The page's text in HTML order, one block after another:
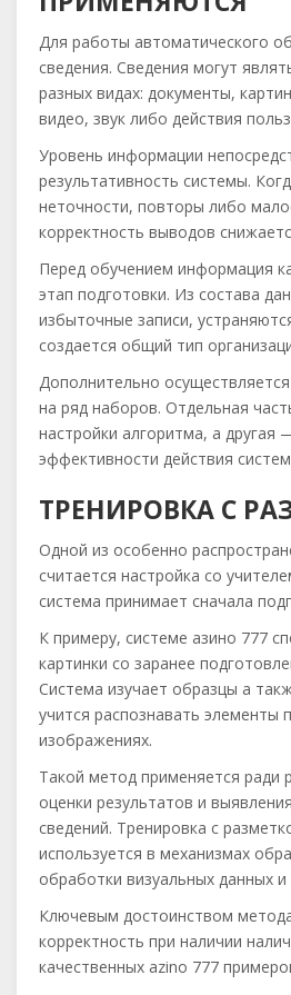
Для работы автоматического
сведения. Сведения могут
разных видах: документы,
видео, звук либо действия
Уровень информации
результативность системы.
неточности, повторы либо
корректность выводов
Перед обучением информация
этап подготовки. Из состава
избыточные записи,
создается общий тип
Дополнительно
на ряд наборов. Отдельная
настройки алгоритма, а другая
эффективности действия
ТРЕНИРОВКА С
Одной из особенно
считается настройка со
система принимает сначала
К примеру, системе азино 777
картинки со заранее
Система изучает образцы а
учится распознавать элементы
изображениях.
Такой метод применяется ради
оценки результатов и
сведений. Тренировка с
используется в механизмах
обработки визуальных данных
Ключевым достоинством
корректность при наличии
качественных azino 777